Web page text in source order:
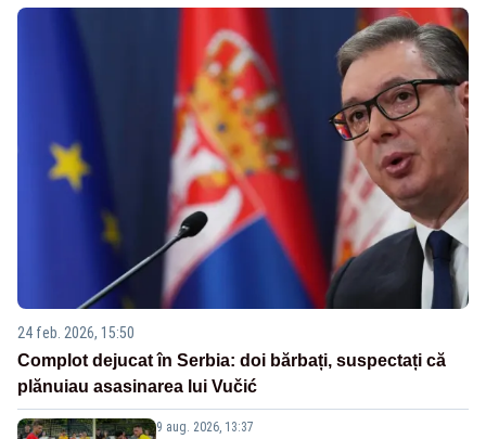
24 feb. 2026, 15:50
Complot dejucat în Serbia: doi bărbați, suspectați că
plănuiau asasinarea lui Vučić
9 aug. 2026, 13:37